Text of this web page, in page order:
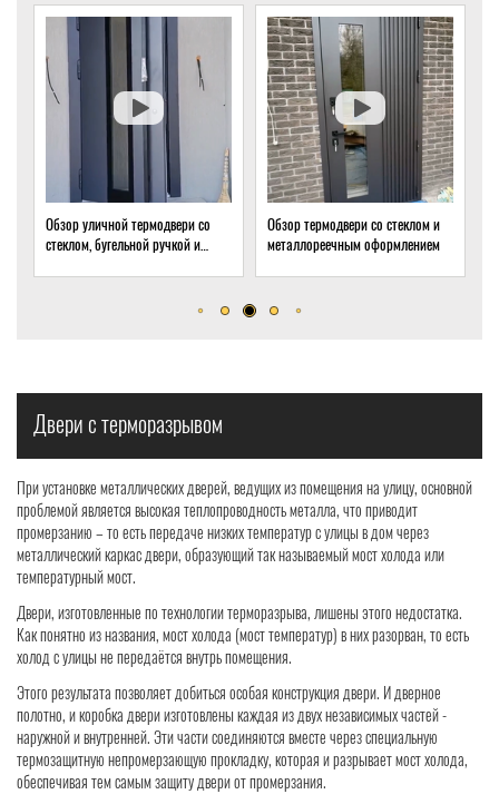
Обзор термодвери со стеклом и
металлореечным оформлением
Обзор термодвери с ковкой и
стеклом для подвала частного
Двери с терморазрывом
При установке металлических дверей, ведущих из помещения на улицу, основной
проблемой является высокая теплопроводность металла, что приводит
промерзанию – то есть передаче низких температур с улицы в дом через
металлический каркас двери, образующий так называемый мост холода или
температурный мост.
Двери, изготовленные по технологии терморазрыва, лишены этого недостатка.
Как понятно из названия, мост холода (мост температур) в них разорван, то есть
холод с улицы не передаётся внутрь помещения.
Этого результата позволяет добиться особая конструкция двери. И дверное
полотно, и коробка двери изготовлены каждая из двух независимых частей -
наружной и внутренней. Эти части соединяются вместе через специальную
термозащитную непромерзающую прокладку, которая и разрывает мост холода,
обеспечивая тем самым защиту двери от промерзания.